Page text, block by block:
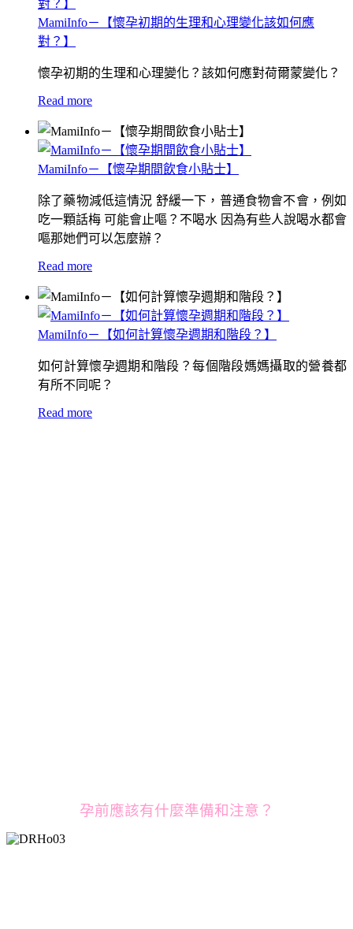
MamiInfo－【懷孕初期的生理和心理變化該如何應
對？】
懷孕初期的生理和心理變化？該如何應對荷爾蒙變化？
Read more
MamiInfo－【懷孕期間飲食小貼士】
除了藥物減低這情況 舒緩一下，普通食物會不會，例如
吃一顆話梅 可能會止嘔？不喝水 因為有些人說喝水都會
嘔那她們可以怎麼辦？
Read more
MamiInfo－【如何計算懷孕週期和階段？】
如何計算懷孕週期和階段？每個階段媽媽攝取的營養都
有所不同呢？
Read more
孕前應該有什麼準備和注意？